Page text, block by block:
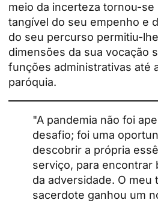
meio da incerteza tornou-se
tangível do seu empenho e
do seu percurso permitiu-
dimensões da sua vocação
funções administrativas até
paróquia.
"A pandemia não foi
desafio; foi uma
descobrir a própria
serviço, para encontrar
da adversidade. O meu
sacerdote ganhou um